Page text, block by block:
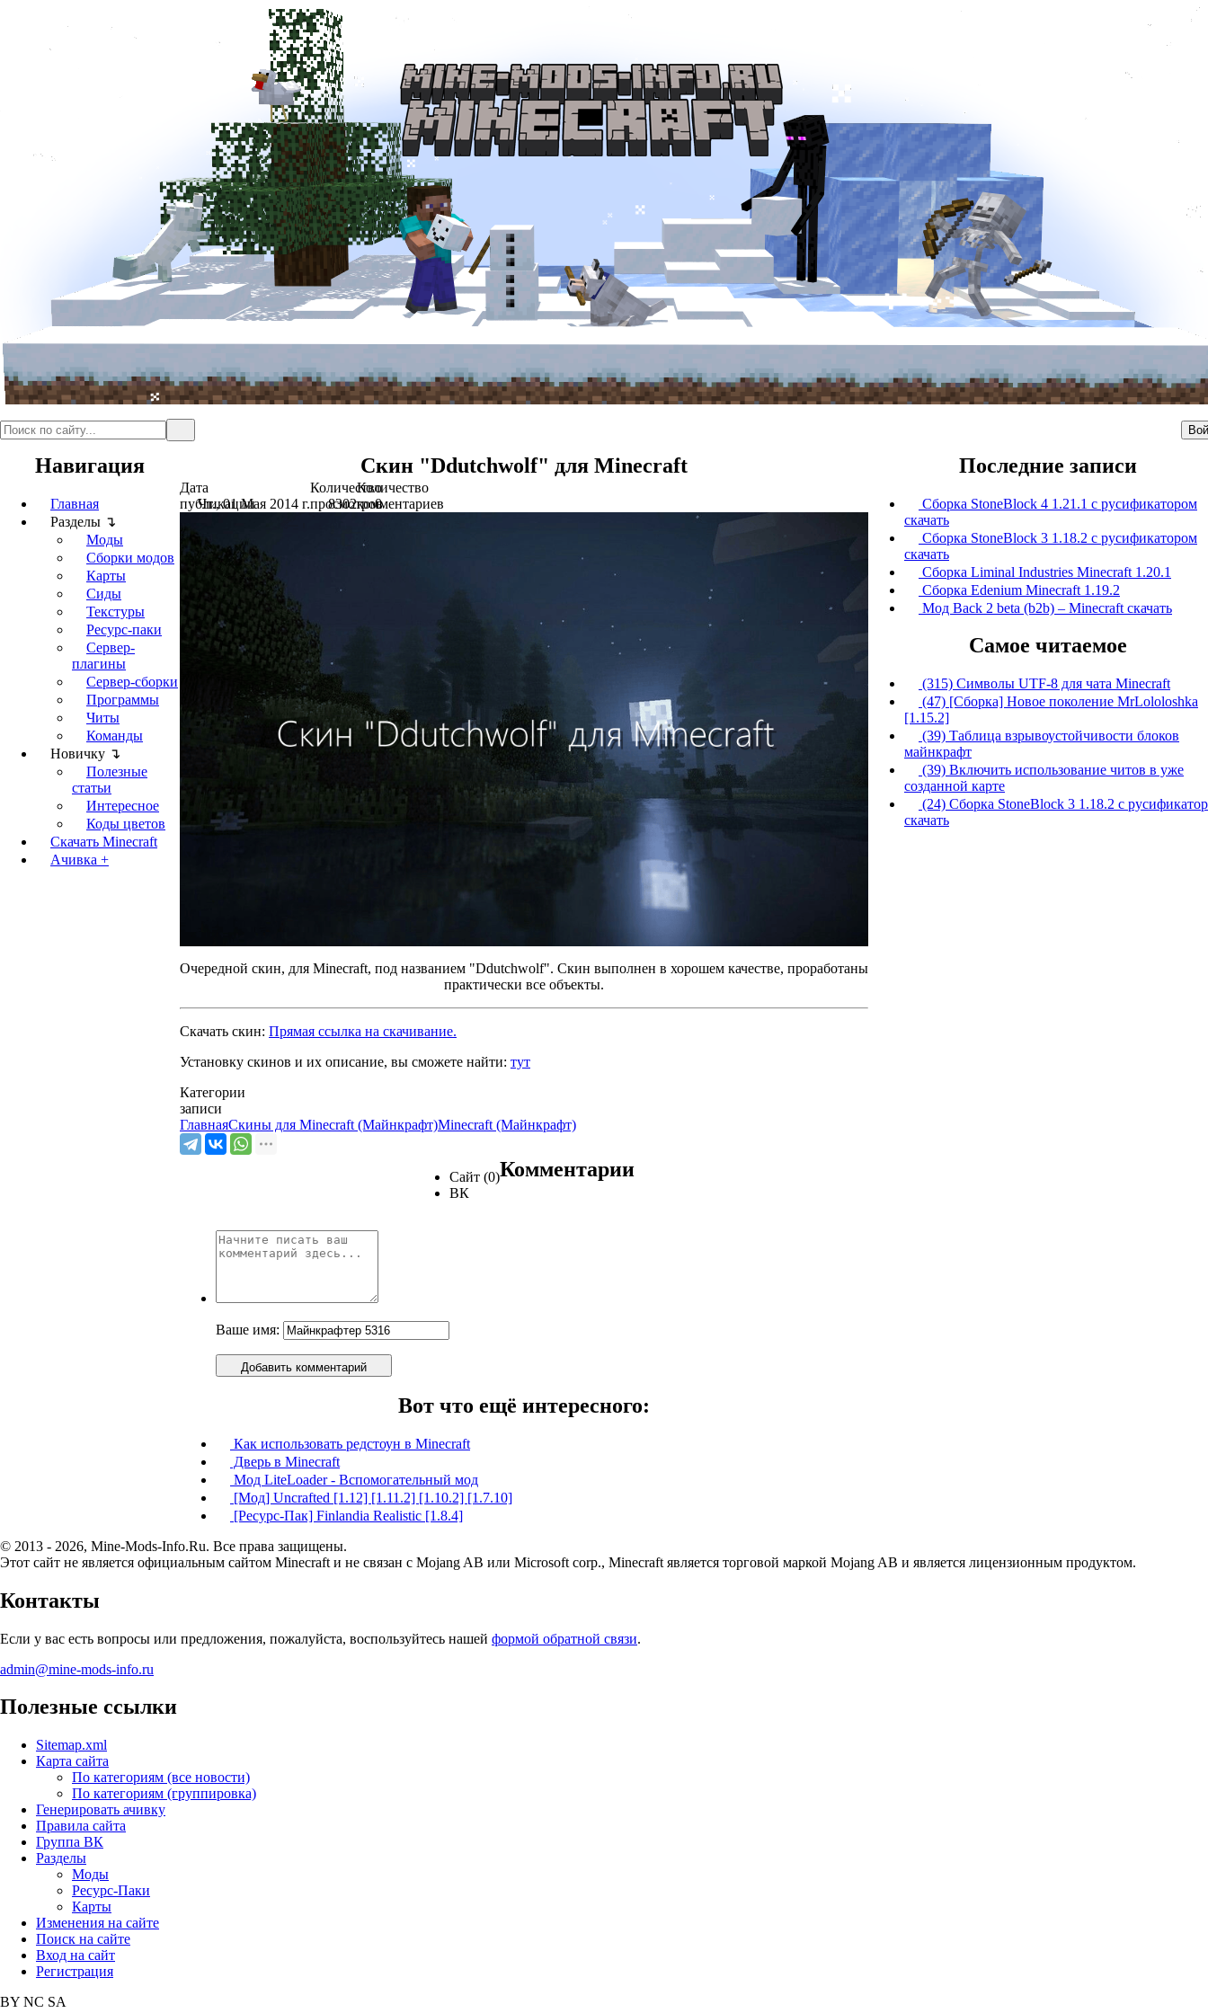
Навигация
Главная
Разделы ↴
Моды
Сборки модов
Карты
Сиды
Текстуры
Ресурс-паки
Сервер-
плагины
Сервер-сборки
Программы
Читы
Команды
Новичку ↴
Полезные
статьи
Интересное
Коды цветов
Скачать Minecraft
Ачивка +
Скин "Ddutchwolf" для Minecraft
Дата
публикации
Чт., 01 Мая 2014 г.
Количество
просмотров
8302
Количество
комментариев
0
Очередной скин, для Minecraft, под названием "Ddutchwolf". Скин выполнен в хорошем качестве, проработаны
практически все объекты.
Скачать скин: Прямая ссылка на скачивание.
Установку скинов и их описание, вы сможете найти: тут
Категории
записи
ГлавнаяСкины для Minecraft (Майнкрафт)Minecraft (Майнкрафт)
Сайт (0)
ВК
Комментарии
Ваше имя:
Добавить комментарий
Вот что ещё интересного:
Как использовать редстоун в Minecraft
Дверь в Minecraft
Мод LiteLoader - Вспомогательный мод
[Мод] Uncrafted [1.12] [1.11.2] [1.10.2] [1.7.10]
[Ресурс-Пак] Finlandia Realistic [1.8.4]
Последние записи
Сборка StoneBlock 4 1.21.1 с русификатором
скачать
Сборка StoneBlock 3 1.18.2 с русификатором
скачать
Сборка Liminal Industries Minecraft 1.20.1
Сборка Edenium Minecraft 1.19.2
Мод Back 2 beta (b2b) – Minecraft скачать
Самое читаемое
(315) Символы UTF-8 для чата Minecraft
(47) [Сборка] Новое поколение MrLololoshka
[1.15.2]
(39) Таблица взрывоустойчивости блоков
майнкрафт
(39) Включить использование читов в уже
созданной карте
(24) Сборка StoneBlock 3 1.18.2 с
скачать
© 2013 - 2026, Mine-Mods-Info.Ru. Все права защищены.
Этот сайт не является официальным сайтом Minecraft и не связан с Mojang AB или Microsoft corp., Minecraft является торговой маркой Mojang AB и является лицензионным продуктом.
Контакты
Если у вас есть вопросы или предложения, пожалуйста, воспользуйтесь нашей формой обратной связи.
admin@mine-mods-info.ru
Полезные ссылки
Sitemap.xml
Карта сайта
По категориям (все новости)
По категориям (группировка)
Генерировать ачивку
Правила сайта
Группа ВК
Разделы
Моды
Ресурс-Паки
Карты
Изменения на сайте
Поиск на сайте
Вход на сайт
Регистрация
BY NC SA